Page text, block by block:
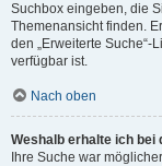
Suchbox eingeben, die
Themenansicht finden.
den „Erweiterte Suche“-
verfügbar ist.
Nach oben
Weshalb erhalte ich bei
Ihre Suche war